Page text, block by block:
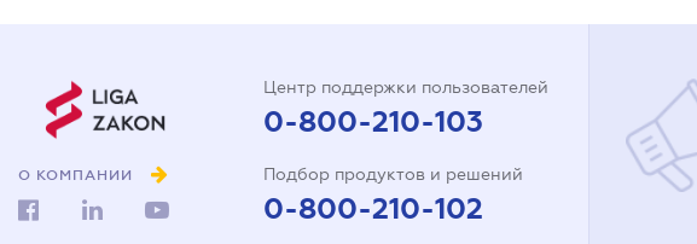
О КОМПАНИИ
Центр поддержки пользователей
0-800-210-103
Подбор продуктов и решений
0-800-210-102